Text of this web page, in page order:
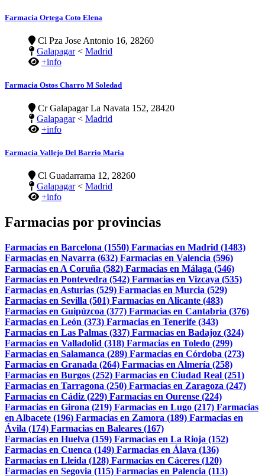
Farmacia Ortega Coto Elena
Cl Pza Jose Antonio 16, 28260
Galapagar< Madrid
+info
Farmacia Ostos Charro M Soledad
Cr Galapagar La Navata 152, 28420
Galapagar< Madrid
+info
Farmacia Vallejo Del Barrio Maria
Cl Guadarrama 12, 28260
Galapagar< Madrid
+info
Farmacias por provincias
Farmacias en Barcelona (1550) Farmacias en Madrid (1483)
Farmacias en Navarra (632) Farmacias en Valencia (596)
Farmacias en A Coruña (582) Farmacias en Málaga (546)
Farmacias en Pontevedra (542) Farmacias en Vizcaya (535)
Farmacias en Asturias (529) Farmacias en Murcia (529)
Farmacias en Sevilla (501) Farmacias en Alicante (483)
Farmacias en Guipúzcoa (377) Farmacias en Cantabria (376)
Farmacias en León (373) Farmacias en Tenerife (343)
Farmacias en Las Palmas (337) Farmacias en Badajoz (324)
Farmacias en Valladolid (318) Farmacias en Toledo (299)
Farmacias en Salamanca (289) Farmacias en Córdoba (273)
Farmacias en Granada (264) Farmacias en Almería (258)
Farmacias en Burgos (252) Farmacias en Ciudad Real (251)
Farmacias en Tarragona (250) Farmacias en Zaragoza (247)
Farmacias en Cádiz (229) Farmacias en Ourense (224)
Farmacias en Girona (219) Farmacias en Lugo (217) Farmacias
en Albacete (196) Farmacias en Zamora (189) Farmacias en
Ávila (174) Farmacias en Baleares (167)
Farmacias en Huelva (159) Farmacias en La Rioja (152)
Farmacias en Cuenca (149) Farmacias en Álava (136)
Farmacias en Lleida (128) Farmacias en Cáceres (120)
Farmacias en Segovia (115) Farmacias en Palencia (113)